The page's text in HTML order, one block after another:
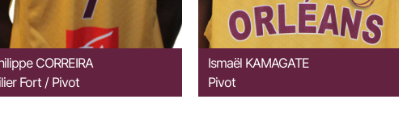
CORREIRA
Fort / Pivot
Ismaël KAMAGATE
Pivot